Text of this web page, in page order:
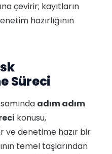
çevirir; kayıtların
hazırlığının
Süreci
adım adım
konusu,
ve denetime hazır bir
temel taşlarından